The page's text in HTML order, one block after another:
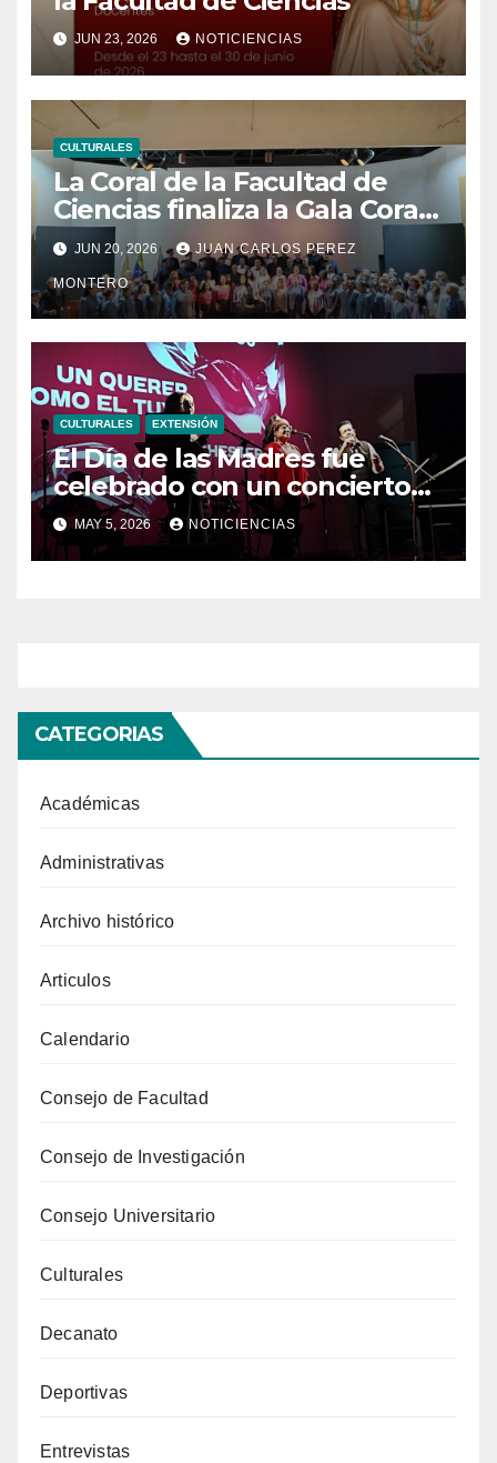
JUN 23, 2026 NOTICIENCIAS
CULTURALES
La Coral de la Facultad de
Ciencias finaliza la Gala Coral
UCVista con el segundo
concierto en homenaje al
centenario del natalicio de
Modesta Bor
JUN 20, 2026 JUAN CARLOS PEREZ
MONTERO
CULTURALES EXTENSIÓN
El Día de las Madres fue
celebrado con un concierto
en el Auditorio Dr. Tobías
Lasser
MAY 5, 2026 NOTICIENCIAS
CATEGORIAS
Académicas
Administrativas
Archivo histórico
Articulos
Calendario
Consejo de Facultad
Consejo de Investigación
Consejo Universitario
Culturales
Decanato
Deportivas
Entrevistas